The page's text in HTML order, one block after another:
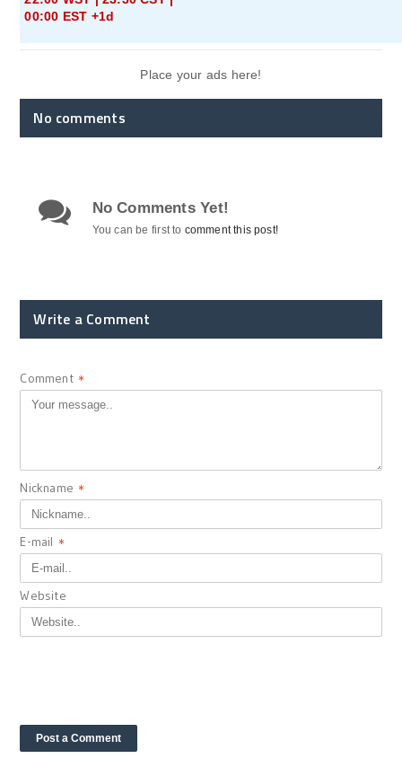
00:00 EST +1d
Place your ads here!
No comments
No Comments Yet!
You can be first to comment this post!
Write a Comment
Comment *
Nickname *
E-mail *
Website